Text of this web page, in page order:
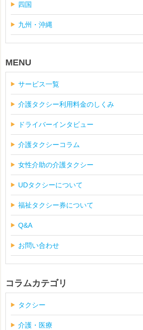
四国
九州・沖縄
MENU
サービス一覧
介護タクシー利用料金のしくみ
ドライバーインタビュー
介護タクシーコラム
女性介助の介護タクシー
UDタクシーについて
福祉タクシー券について
Q&A
お問い合わせ
コラムカテゴリ
タクシー
介護・医療